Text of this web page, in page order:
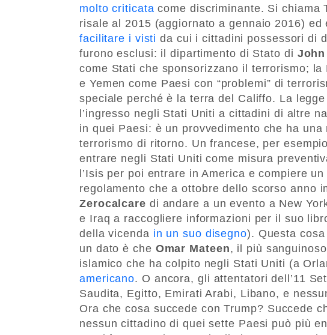
molto criticata come discriminante. Si chiama
risale al 2015 (aggiornato a gennaio 2016) ed
facilitare i visti da cui i cittadini possessori di
furono esclusi: il dipartimento di Stato di
come Stati che sponsorizzano il terrorismo;
e Yemen come Paesi con “problemi” di
speciale perché è la terra del Califfo. La
l’ingresso negli Stati Uniti a cittadini di altre
in quei Paesi: è un provvedimento che ha
terrorismo di ritorno. Un francese, per
entrare negli Stati Uniti come misura
l’Isis per poi entrare in America e compiere
regolamento che a ottobre dello scorso anno
Zerocalcare di andare a un evento a New
e Iraq a raccogliere informazioni per il suo
della vicenda in un suo disegno). Questa
un dato è che Omar Mateen, il più
islamico che ha colpito negli Stati Uniti (a
americano. O ancora, gli attentatori dell’11
Saudita, Egitto, Emirati Arabi, Libano, e
Ora che cosa succede con Trump? Succede
nessun cittadino di quei sette Paesi può più